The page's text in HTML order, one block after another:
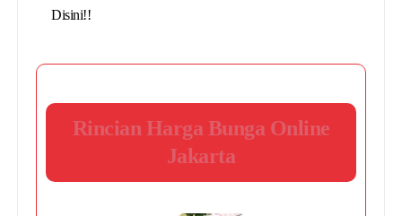
Disini!!
Rincian Harga Bunga Online
Jakarta